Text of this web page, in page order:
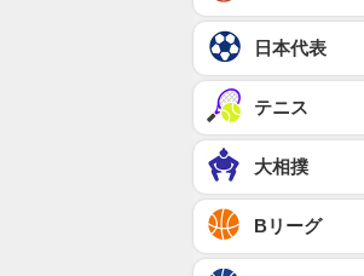
日本代表
テニス
大相撲
Bリーグ